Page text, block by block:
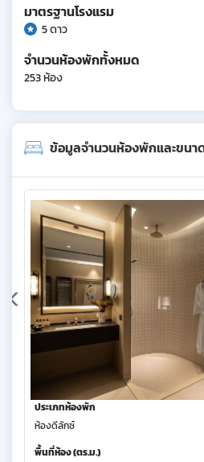
มาตรฐานโรงแรม
5 ดาว
จำนวนห้องพักทั้งหมด
253 ห้อง
ข้อมูลจำนวนห้องพักและขนา
ประเภทห้องพัก
ห้องดีลักซ์
พื้นที่ห้อง (ตร.ม.)